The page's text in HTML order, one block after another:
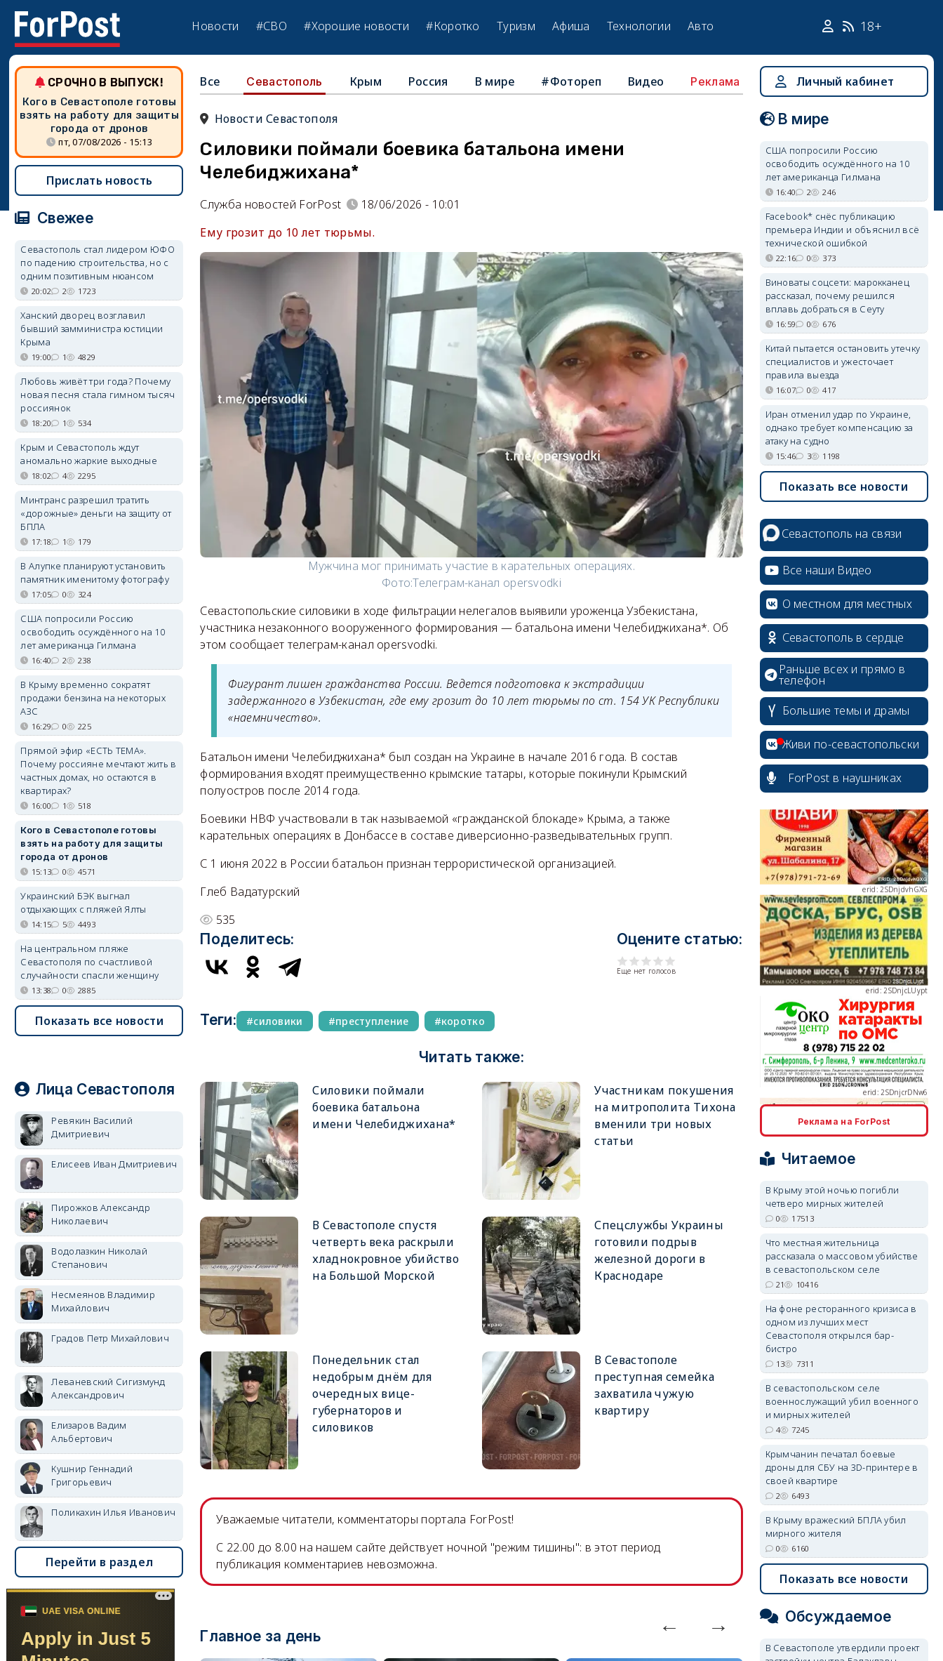
Новости #СВО #Хорошие новости #Коротко Туризм Афиша Технологии Авто 18+
Все Севастополь Крым Россия В мире #Фотореп Видео Реклама
Новости Севастополя
Силовики поймали боевика батальона имени
Челебиджихана*
Служба новостей ForPost
18/06/2026 - 10:01
Ему грозит до 10 лет тюрьмы.
Мужчина мог принимать участие в карательных операциях.
Фото:Телеграм-канал opersvodki
Севастопольские силовики в ходе фильтрации нелегалов выявили уроженца Узбекистана,
участника незаконного вооруженного формирования — батальона имени Челебиджихана*. Об
этом сообщает телеграм-канал opersvodki.
Фигурант лишен гражданства России. Ведется подготовка к экстрадиции
задержанного в Узбекистан, где ему грозит до 10 лет тюрьмы по ст. 154 УК Республики
«наемничество».
Батальон имени Челебиджихана* был создан на Украине в начале 2016 года. В состав
формирования входят преимущественно крымские татары, которые покинули Крымский
полуостров после 2014 года.
Боевики НВФ участвовали в так называемой «гражданской блокаде» Крыма, а также
карательных операциях в Донбассе в составе диверсионно-разведывательных групп.
С 1 июня 2022 в России батальон признан террористической организацией.
Глеб Вадатурский
535
Поделитесь: Оцените статью:
Еще нет голосов
Теги: силовики преступление коротко
Читать также:
Силовики поймали
боевика батальона
имени Челебиджихана*
Участникам покушения
на митрополита Тихона
вменили три новых
статьи
В Севастополе спустя
четверть века раскрыли
хладнокровное убийство
на Большой Морской
Спецслужбы Украины
готовили подрыв
железной дороги в
Краснодаре
Понедельник стал
недобрым днём для
очередных вице-
губернаторов и
силовиков
В Севастополе
преступная семейка
захватила чужую
квартиру
Уважаемые читатели, комментаторы портала ForPost!
C 22.00 до 8.00 на нашем сайте действует ночной "режим тишины": в этот период
публикация комментариев невозможна.
Главное за день
СРОЧНО В ВЫПУСК!
Кого в Севастополе готовы
взять на работу для защиты
города от дронов
пт, 07/08/2026 - 15:13
Прислать новость
Свежее
Севастополь стал лидером ЮФО
по падению строительства, но с
одним позитивным нюансом
20:02 2 1723
Ханский дворец возглавил
бывший замминистра юстиции
Крыма
19:00 1 4829
Любовь живёт три года? Почему
новая песня стала гимном тысяч
россиянок
18:20 1 534
Крым и Севастополь ждут
аномально жаркие выходные
18:02 4 2295
Минтранс разрешил тратить
«дорожные» деньги на защиту от
БПЛА
17:18 1 179
В Алупке планируют установить
памятник именитому фотографу
17:05 0 324
США попросили Россию
освободить осуждённого на 10
лет американца Гилмана
16:40 2 238
В Крыму временно сократят
продажи бензина на некоторых
АЗС
16:29 0 225
Прямой эфир «ЕСТЬ ТЕМА».
Почему россияне мечтают жить в
частных домах, но остаются в
квартирах?
16:00 1 518
Кого в Севастополе готовы
взять на работу для защиты
города от дронов
15:13 0 4571
Украинский БЭК выгнал
отдыхающих с пляжей Ялты
14:15 5 4493
На центральном пляже
Севастополя по счастливой
случайности спасли женщину
13:38 0 2885
Показать все новости
Лица Севастополя
Ревякин Василий
Дмитриевич
Елисеев Иван Дмитриевич
Пирожков Александр
Николаевич
Водолазкин Николай
Степанович
Несмеянов Владимир
Михайлович
Градов Петр Михайлович
Леваневский Сигизмунд
Александрович
Елизаров Вадим
Альбертович
Кушнир Геннадий
Григорьевич
Поликахин Илья Иванович
Перейти в раздел
Личный кабинет
В мире
США попросили Россию
освободить осуждённого на 10
лет американца Гилмана
16:40 2 246
Facebook* снёс публикацию
премьера Индии и объяснил всё
технической ошибкой
22:16 0 373
Виноваты соцсети: марокканец
рассказал, почему решился
вплавь добраться в Сеуту
16:59 0 676
Китай пытается остановить утечку
специалистов и ужесточает
правила выезда
16:07 0 417
Иран отменил удар по Украине,
однако требует компенсацию за
атаку на судно
15:46 3 1198
Показать все новости
Севастополь на связи
Все наши Видео
О местном для местных
Севастополь в сердце
Раньше всех и прямо в
телефон
Большие темы и драмы
Живи по-севастопольски
ForPost в наушниках
erid: 2SDnjcrDNw6
erid: 2SDnjdPjgYS
erid: 2SDnjdvhGXG
erid: 2SDnjcLUypt
erid: 2SDnjcrDNw6
erid: 2SDnjdPjgYS
Реклама на ForPost
Читаемое
В Крыму этой ночью погибли
четверо мирных жителей
0 17513
Что местная жительница
рассказала о массовом убийстве
в севастопольском селе
21 10416
На фоне ресторанного кризиса в
одном из лучших мест
Севастополя открылся бар-
бистро
13 7311
В севастопольском селе
военнослужащий убил военного
и мирных жителей
4 7245
Крымчанин печатал боевые
дроны для СБУ на 3D-принтере в
своей квартире
2 6493
В Крыму вражеский БПЛА убил
мирного жителя
0 6160
Показать все новости
Обсуждаемое
В Севастополе утвердили проект